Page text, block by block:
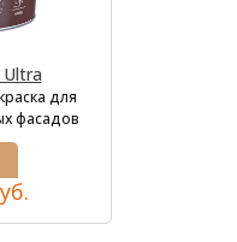
для
фасадов